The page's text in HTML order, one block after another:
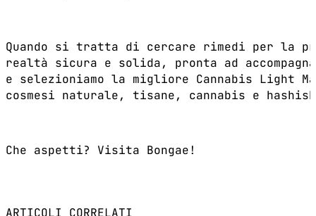
Quando si tratta di cercare rimedi per la
realtà sicura e solida, pronta ad
e selezioniamo la migliore Cannabis Light
cosmesi naturale, tisane, cannabis e hashish
Che aspetti? Visita Bongae!